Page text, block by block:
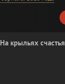
На крыльях счастья